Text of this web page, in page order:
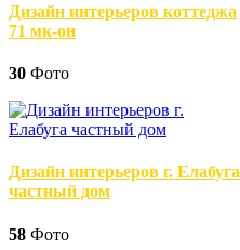
Дизайн интерьеров коттеджа
71 мк-он
30 Фото
Дизайн интерьеров г. Елабуга
частный дом
58 Фото